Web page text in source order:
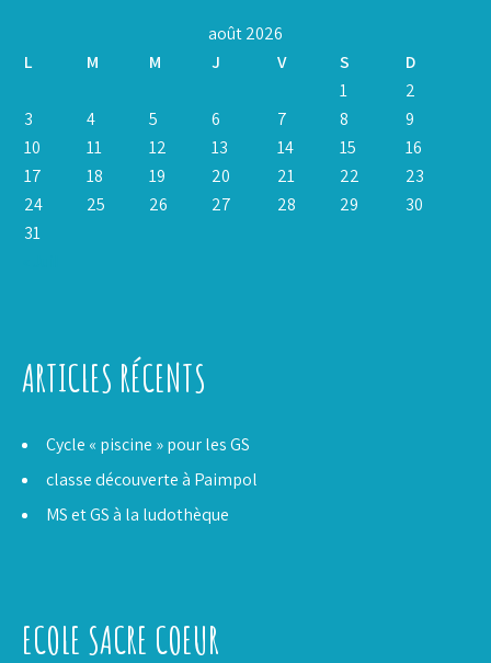
août 2026
L
M M J V S
D
1
2
3
4 5 6 7 8
9
10
11 12 13 14 15
16
17
18 19 20 21 22
23
24
25 26 27 28 29
30
31
ARTICLES RÉCENTS
Cycle « piscine » pour les GS
classe découverte à Paimpol
MS et GS à la ludothèque
ECOLE SACRE COEUR